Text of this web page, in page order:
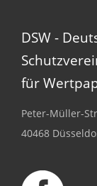
DSW -
für
Peter-Müller-
40468